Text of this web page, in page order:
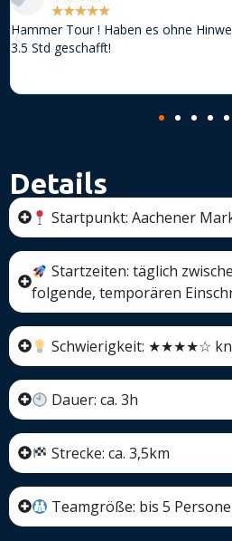
★★★★★
Hammer Tour ! Haben es ohne
3.5 Std geschafft!
Details
Startpunkt: Aachener
Startzeiten: täglich
folgende, temporären
Schwierigkeit: ★★★★☆
Dauer: ca. 3h
Strecke: ca. 3,5km
Teamgröße: bis 5